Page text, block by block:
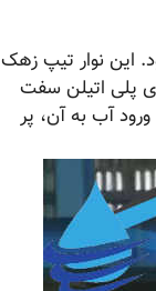
این نوار تیپ زهک
به عکس العمل لوله‌های پلی اتیلن سفت
آب به آن، پر